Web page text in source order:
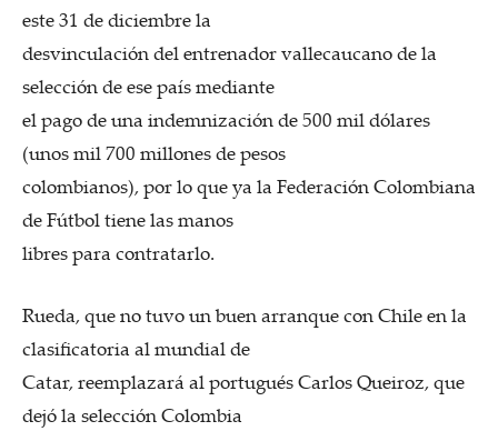
este 31 de diciembre la
desvinculación del entrenador vallecaucano de la
selección de ese país mediante
el pago de una indemnización de 500 mil dólares
(unos mil 700 millones de pesos
colombianos), por lo que ya la Federación Colombiana
de Fútbol tiene las manos
libres para contratarlo.
Rueda, que no tuvo un buen arranque con Chile en la
clasificatoria al mundial de
Catar, reemplazará al portugués Carlos Queiroz, que
dejó la selección Colombia